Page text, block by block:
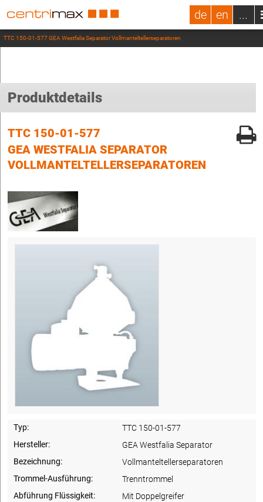
de en ...
TTC 150-01-577 GEA Westfalia Separator Vollmanteltellerseparatoren
Produktdetails
TTC 150-01-577
GEA WESTFALIA SEPARATOR
VOLLMANTELTELLERSEPARATOREN
Typ:
TTC 150-01-577
Hersteller:
GEA Westfalia Separator
Bezeichnung:
Vollmanteltellerseparatoren
Trommel-Ausführung:
Trenntrommel
Abführung Flüssigkeit:
Mit Doppelgreifer